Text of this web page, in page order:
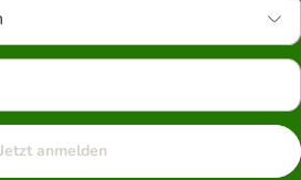
Jetzt anmelden